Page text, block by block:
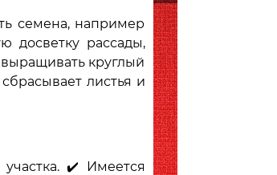
семена, например
досветку рассады,
круглый
листья и
✔️ Имеется